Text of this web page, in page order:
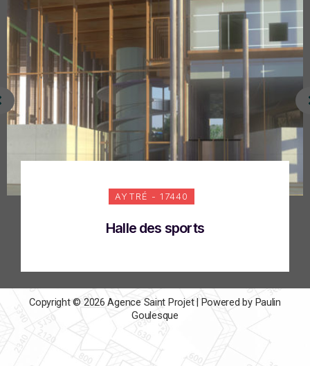
AYTRÉ - 17440
Halle des sports
Copyright © 2026 Agence Saint Projet | Powered by Paulin
Goulesque